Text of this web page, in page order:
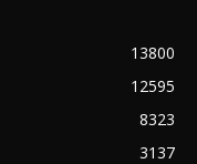
13800
12595
8323
3137